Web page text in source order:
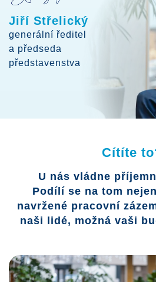
Jiří Střelický
generální ředitel
a předseda
představenstva
Cítíte
U nás vládne
Podílí se na tom
navržené pracovní
naši lidé, možná vaši